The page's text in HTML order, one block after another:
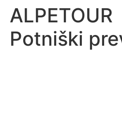
ALPETOUR
Potniški